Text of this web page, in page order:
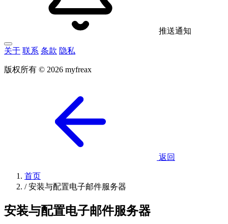
推送通知
关于 联系 条款 隐私
版权所有 © 2026 myfreax
返回
首页
/ 安装与配置电子邮件服务器
安装与配置电子邮件服务器